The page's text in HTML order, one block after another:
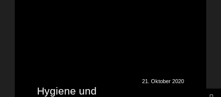
21. Oktober 2020
Hygiene und